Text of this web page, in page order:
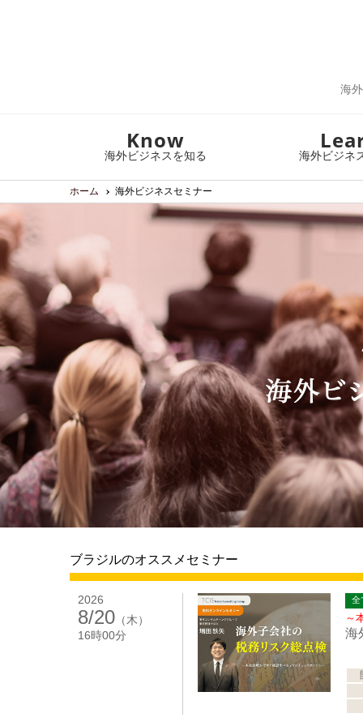
海
Know
海外ビジネスを知る 海外ビジネ
ホーム 海外ビジネスセミナー
ブラジルのオススメセミナー
2026
8/20 （木）
16時00分
全
～
海